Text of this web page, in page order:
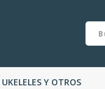
UKELELES Y OTROS